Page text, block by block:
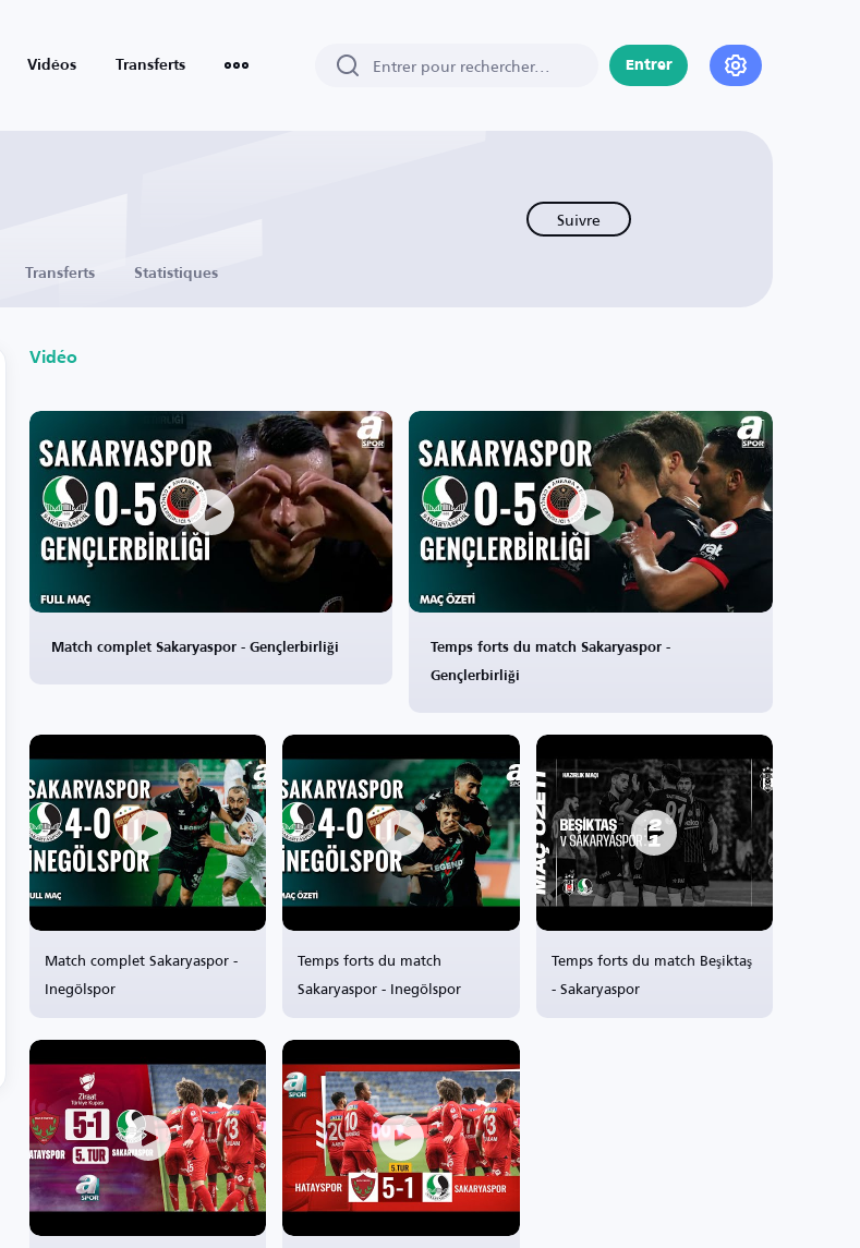
Vidéos Transferts Entrer
Suivre
Transferts Statistiques
Vidéo
Match complet Sakaryaspor - Gençlerbirliği
Temps forts du match Sakaryaspor -
Gençlerbirliği
Match complet Sakaryaspor -
Inegölspor
Temps forts du match
Sakaryaspor - Inegölspor
Temps forts du match Beşiktaş
- Sakaryaspor